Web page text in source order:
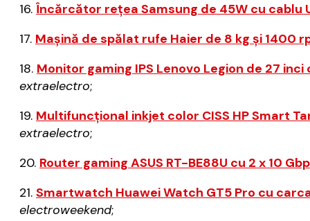
16. Încărcător rețea Samsung de 45W cu cablu
17. Mașină de spălat rufe Haier de 8 kg și 1400
18. Monitor gaming IPS Lenovo Legion de 27
extraelectro;
19. Multifuncțional inkjet color CISS HP Smart
extraelectro;
20. Router gaming ASUS RT-BE88U cu 2 x 10
21. Smartwatch Huawei Watch GT5 Pro cu
electroweekend;